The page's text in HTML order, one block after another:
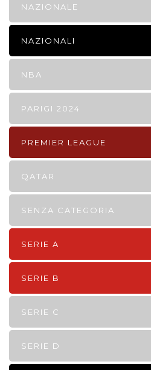
NAZIONALE
NAZIONALI
NBA
PARIGI 2024
PREMIER LEAGUE
QATAR
SENZA CATEGORIA
SERIE A
SERIE B
SERIE C
SERIE D